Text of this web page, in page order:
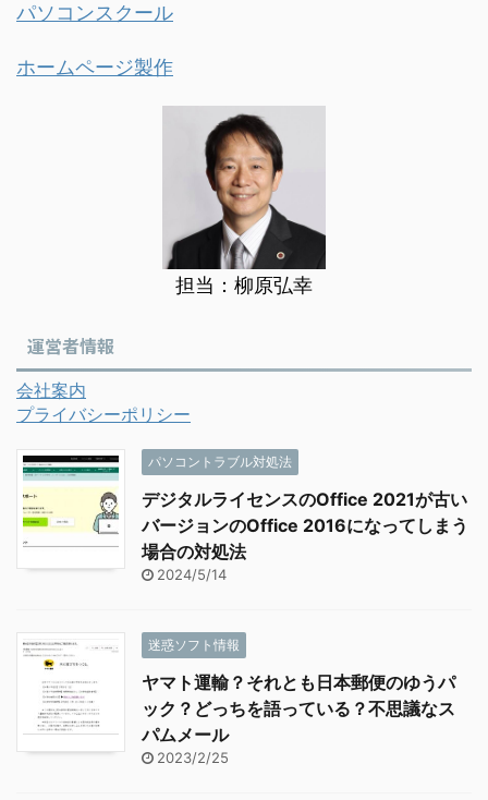
パソコンスクール
ホームページ製作
担当：柳原弘幸
運営者情報
会社案内
プライバシーポリシー
パソコントラブル対処法
デジタルライセンスのOffice 2021が古い
バージョンのOffice 2016になってしまう
場合の対処法
2024/5/14
迷惑ソフト情報
ヤマト運輸？それとも日本郵便のゆうパ
ック？どっちを語っている？不思議なス
パムメール
2023/2/25